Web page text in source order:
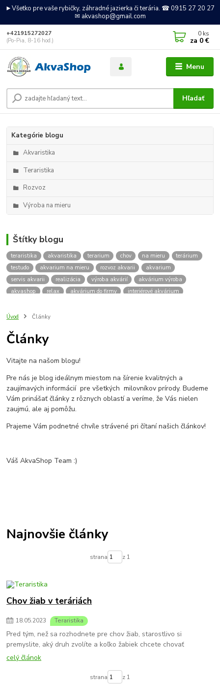
►Všetko pre vaše rybičky, záhradné jazierka či terária. ☎ 0915 27 20 27
✉ akvashop@gmail.com
Menu
Hľadať
+421915272027
(Po-Pia, 8-16 hod.)
0 ks
za 0 €
Kategórie blogu
Akvaristika
Teraristika
Rozvoz
Výroba na mieru
Štítky blogu
teraristika akvaristika terarium chov na mieru
terárium
testudo
akvarium na mieru rozvoz akvarii
akvarium
servis akvarii
realizácia výroba akvárií
akvárium výroba
akvashop
relax akvárium do firmy
interiérové akvárium
insektárium
skrinka
podstavec
Testudo horsfieldii
Korytnačka stepná
zriaďovanie terária
terárium pre suchozemskú korytnačku
želva
korytnačky
Bratislava
vyroba akvarii akvarium dovoz
rozvoz akvarií
záruka na akvárium
Úvod Články
Články
Vitajte na našom blogu!
Pre nás je blog ideálnym miestom na šírenie kvalitných a
zaujímavých informácií pre všetkých milovníkov prírody. Budeme
Vám prinášať články z rôznych oblastí a veríme, že Vás nielen
zaujmú, ale aj pomôžu.
Prajeme Vám podnetné chvíle strávené pri čítaní našich článkov!
Váš AkvaShop Team :)
Najnovšie články
strana z 1
Chov žiab v teráriách
18.05.2023 Teraristika
Pred tým, než sa rozhodnete pre chov žiab, starostlivo si
premyslite, aký druh zvolíte a koľko žabiek chcete chovať
celý článok
strana z 1